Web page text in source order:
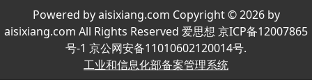
Powered by aisixiang.com Copyright © 2026 by
aisixiang.com All Rights Reserved 爱思想 京ICP备12007865
号-1 京公网安备11010602120014号.
工业和信息化部备案管理系统